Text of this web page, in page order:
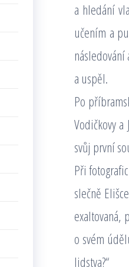
a hledání
učením a
a uspěl.
Po
Vodičkovy
svůj první
Při
slečně
exaltovaná,
o svém
lidstva?“